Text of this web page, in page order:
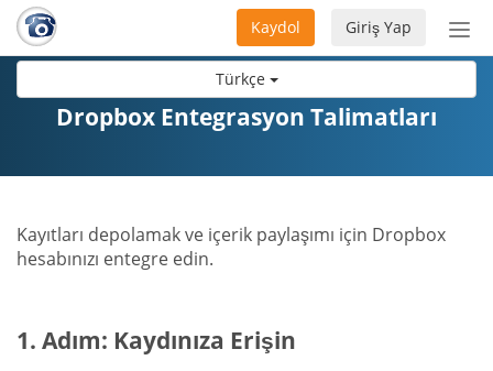
Türkçe
aç/
Giriş Yap
Kaydol
Dropbox Entegrasyon Talimatları
Kayıtları depolamak ve içerik paylaşımı için Dropbox
hesabınızı entegre edin.
1. Adım: Kaydınıza Erişin